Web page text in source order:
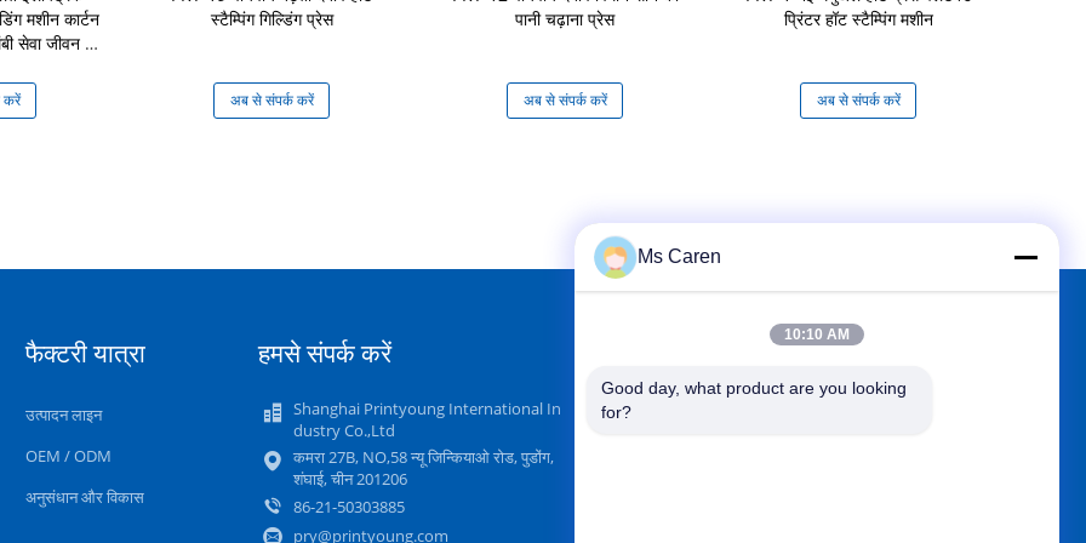
मशीन कार्टन
सेवा जीवन के
करें
स्टैम्पिंग गिल्डिंग प्रेस
अब से संपर्क करें
पानी चढ़ाना प्रेस
अब से संपर्क करें
प्रिंटर हॉट स्टैम्पिंग मशीन
अब से संपर्क करें
फैक्टरी यात्रा
उत्पादन लाइन
OEM / ODM
अनुसंधान और विकास
हमसे संपर्क करें
Shanghai Printyoung International In
dustry Co.,Ltd
कमरा 27B, NO,58 न्यू जिन्कियाओ रोड, पुडोंग,
शंघाई, चीन 201206
86-21-50303885
pry@printyoung.com
Ms Caren
10:10 AM
Good day, what product are you looking
for?